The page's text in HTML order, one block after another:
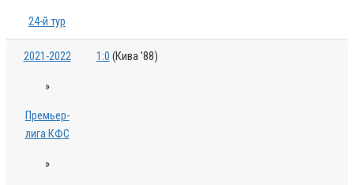
24-й тур
2021-2022
»
Премьер-
лига КФС
»
1:0 (Кива '88)